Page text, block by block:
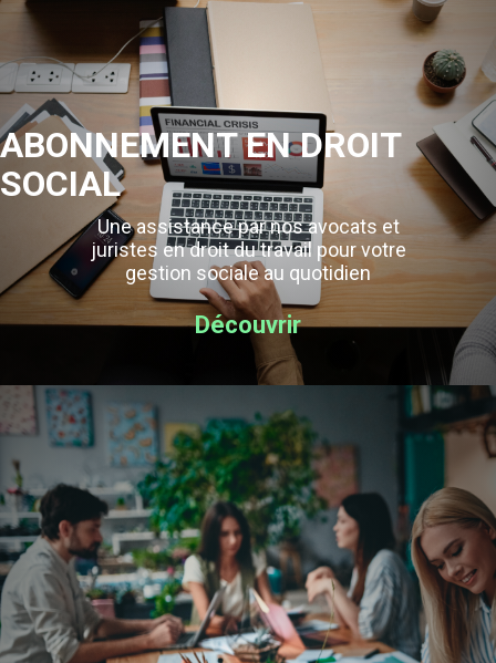
ABONNEMENT EN DROIT
SOCIAL
Une assistance par nos avocats et
juristes en droit du travail pour votre
gestion sociale au quotidien
Découvrir